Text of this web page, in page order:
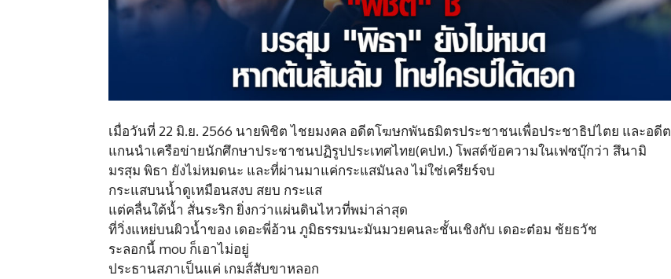
เมื่อวันที่ 22 มิ.ย. 2566 นายพิชิต ไชยมงคล อดีตโฆษกพันธมิตรประชาชนเพื่อประชาธิปไตย และอดีต
แกนนำเครือข่ายนักศึกษาประชาชนปฏิรูปประเทศไทย(คปท.) โพสต์ข้อความในเฟซบุ๊กว่า​ สึนามิ
มรสุม พิธา ยังไม่หมดนะ และที่ผ่านมาแค่กระแสมันลง ไม่ใช่เครียร์จบ
กระแสบนน้ำดูเหมือนสงบ สยบ กระแส
แต่คลื่นใต้น้ำ สั่นระริก ยิ่งกว่าแผ่นดินไหวที่พม่าล่าสุด
ที่วิ่งแหย่บนผิวน้ำของ เดอะพี่อ้วน ภูมิธรรมนะมันมวยคนละชั้นเชิงกับ เดอะต๋อม ช้ยธวัช
ระลอกนี้ mou ก็เอาไม่อยู่
ประธานสภาเป็นแค่ เกมส์สับขาหลอก